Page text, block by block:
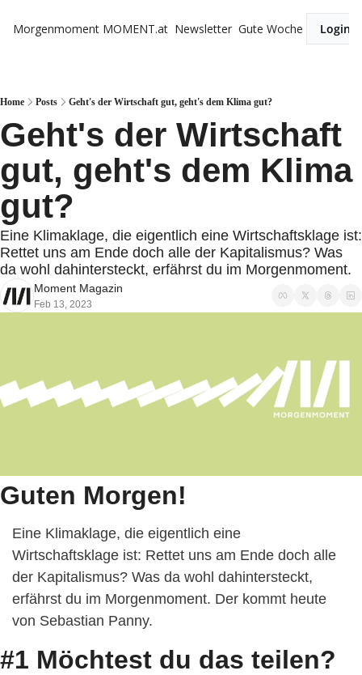
Morgenmoment MOMENT.at Newsletter Gute Woche Login
Home Posts Geht's der Wirtschaft gut, geht's dem Klima gut?
Geht's der Wirtschaft
gut, geht's dem Klima
gut?
Eine Klimaklage, die eigentlich eine Wirtschaftsklage ist:
Rettet uns am Ende doch alle der Kapitalismus? Was
da wohl dahintersteckt, erfährst du im Morgenmoment.
Moment Magazin
Feb 13, 2023
Guten Morgen!
Eine Klimaklage, die eigentlich eine
Wirtschaftsklage ist: Rettet uns am Ende doch alle
der Kapitalismus? Was da wohl dahintersteckt,
erfährst du im Morgenmoment. Der kommt heute
von Sebastian Panny.
#1 Möchtest du das teilen?